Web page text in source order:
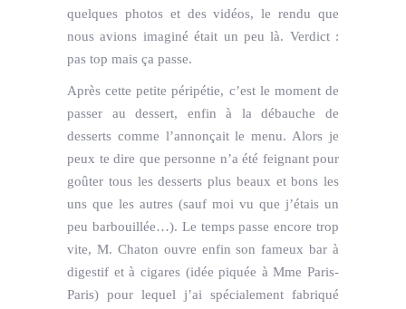
quelques photos et des vidéos, le rendu que
nous avions imaginé était un peu là. Verdict :
pas top mais ça passe.
Après cette petite péripétie, c’est le moment de
passer au dessert, enfin à la débauche de
desserts comme l’annonçait le menu. Alors je
peux te dire que personne n’a été feignant pour
goûter tous les desserts plus beaux et bons les
uns que les autres (sauf moi vu que j’étais un
peu barbouillée…). Le temps passe encore trop
vite, M. Chaton ouvre enfin son fameux bar à
digestif et à cigares (idée piquée à Mme Paris-
Paris) pour lequel j’ai spécialement fabriqué